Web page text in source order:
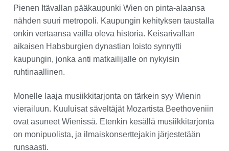
Pienen Itävallan pääkaupunki Wien on pinta-alaansa
nähden suuri metropoli. Kaupungin kehityksen taustalla
onkin vertaansa vailla oleva historia. Keisarivallan
aikaisen Habsburgien dynastian loisto synnytti
kaupungin, jonka anti matkailijalle on nykyisin
ruhtinaallinen.
Monelle laaja musiikkitarjonta on tärkein syy Wienin
vierailuun. Kuuluisat säveltäjät Mozartista Beethoveniin
ovat asuneet Wienissä. Etenkin kesällä musiikkitarjonta
on monipuolista, ja ilmaiskonserttejakin järjestetään
runsaasti.